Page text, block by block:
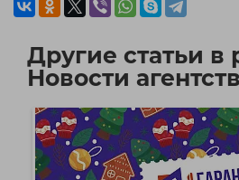
Другие статьи в
Новости